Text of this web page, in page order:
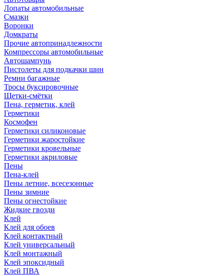
Лопаты автомобильные
Смазки
Воронки
Домкраты
Прочие автопринадлежности
Компрессоры автомобильные
Автошампунь
Пистолеты для подкачки шин
Ремни багажные
Тросы буксировочные
Щетки-смётки
Пена, герметик, клей
Герметики
Космофен
Герметики силиконовые
Герметики жаростойкие
Герметики кровельные
Герметики акриловые
Пены
Пена-клей
Пены летние, всесезонные
Пены зимние
Пены огнестойкие
Жидкие гвозди
Клей
Клей для обоев
Клей контактный
Клей универсальный
Клей монтажный
Клей эпоксидный
Клей ПВА